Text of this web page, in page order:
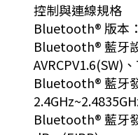
控制與連線規格
Bluetooth® 版本
Bluetooth® 藍牙
AVRCPV1.6(SW)
Bluetooth® 藍牙
Bluetooth® 藍牙